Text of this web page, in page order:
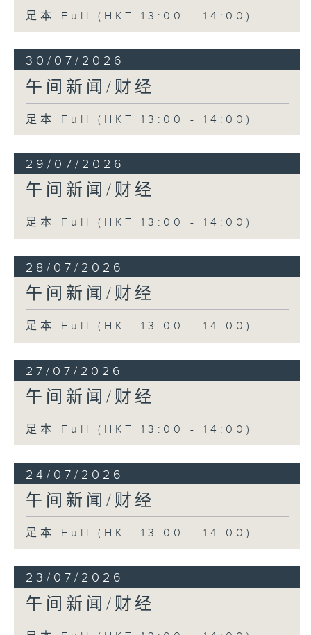
足本 Full (HKT 13:00 - 14:00)
30/07/2026
午间新闻/财经
足本 Full (HKT 13:00 - 14:00)
29/07/2026
午间新闻/财经
足本 Full (HKT 13:00 - 14:00)
28/07/2026
午间新闻/财经
足本 Full (HKT 13:00 - 14:00)
27/07/2026
午间新闻/财经
足本 Full (HKT 13:00 - 14:00)
24/07/2026
午间新闻/财经
足本 Full (HKT 13:00 - 14:00)
23/07/2026
午间新闻/财经